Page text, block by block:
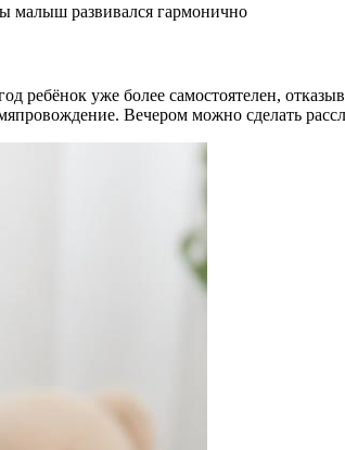
малыш развивался гармонично
ребёнок уже более самостоятелен,
Вечером можно сделать